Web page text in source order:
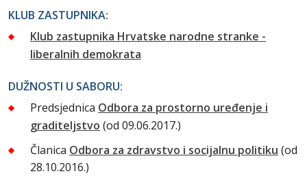
KLUB ZASTUPNIKA:
Klub zastupnika Hrvatske narodne stranke -
liberalnih demokrata
DUŽNOSTI U SABORU:
Predsjednica Odbora za prostorno uređenje i
graditeljstvo (od 09.06.2017.)
Članica Odbora za zdravstvo i socijalnu politiku (od
28.10.2016.)